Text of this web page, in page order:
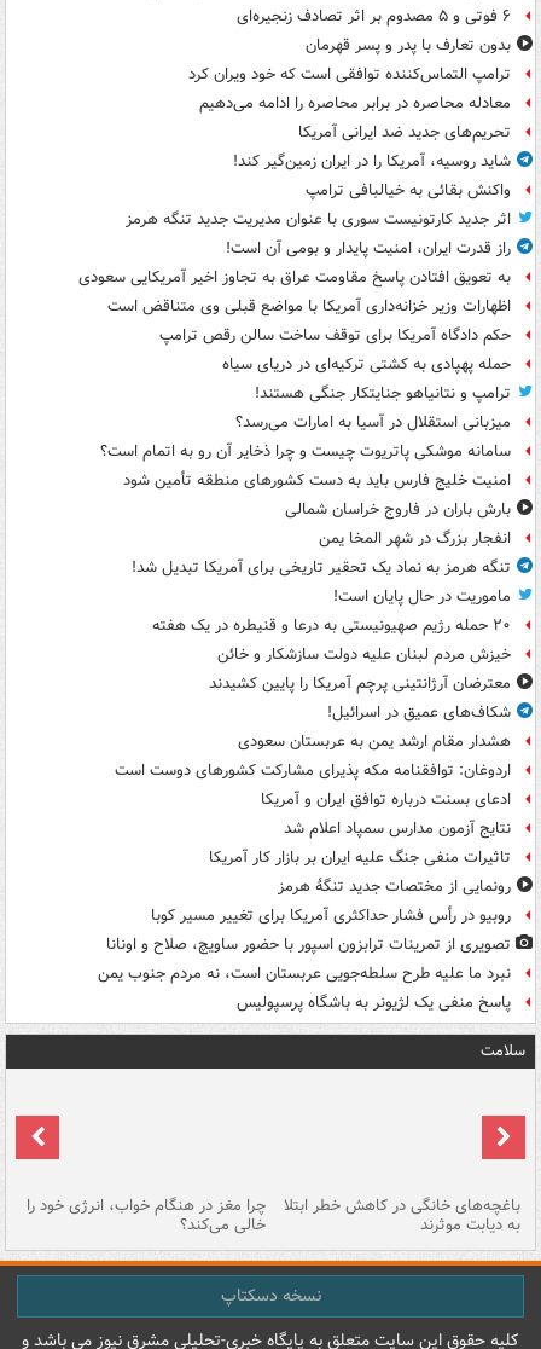
۶ فوتی و ۵ مصدوم بر اثر تصادف زنجیره‌ای
بدون تعارف با پدر و پسر قهرمان
ترامپ التماس‌کننده توافقی است که خود ویران کرد
معادله محاصره در برابر محاصره را ادامه می‌دهیم
تحریم‌های جدید ضد ایرانی آمریکا
شاید روسیه، آمریکا را در ایران زمین‌گیر کند!
واکنش بقائی به خیالبافی ترامپ
اثر جدید کارتونیست سوری با عنوان مدیریت جدید تنگه هرمز
راز قدرت ایران، امنیت پایدار و بومی آن است!
به تعویق افتادن پاسخ مقاومت عراق به تجاوز اخیر آمریکایی سعودی
اظهارات وزیر خزانه‌داری آمریکا با مواضع قبلی وی متناقض است
حکم دادگاه آمریکا برای توقف ساخت سالن رقص ترامپ
حمله پهپادی به کشتی ترکیه‌ای در دریای سیاه
ترامپ و نتانیاهو جنایتکار جنگی هستند!
میزبانی استقلال در آسیا به امارات می‌رسد؟
سامانه موشکی پاتریوت چیست و چرا ذخایر آن رو به اتمام است؟
امنیت خلیج فارس باید به دست کشورهای منطقه تأمین شود
بارش باران در فاروج خراسان شمالی
انفجار بزرگ در شهر المخا یمن
تنگه هرمز به نماد یک تحقیر تاریخی برای آمریکا تبدیل شد!
ماموریت در حال پایان است!
۲۰ حمله رژیم صهیونیستی به درعا و قنیطره در یک هفته
خیزش مردم لبنان علیه دولت سازشکار و خائن
معترضان آرژانتینی پرچم آمریکا را پایین کشیدند
شکاف‌های عمیق در اسرائیل!
هشدار مقام ارشد یمن به عربستان سعودی
اردوغان: توافقنامه مکه پذیرای مشارکت کشورهای دوست است
ادعای بسنت درباره توافق ایران و آمریکا
نتایج آزمون مدارس سمپاد اعلام شد
تاثیرات منفی جنگ علیه ایران بر بازار کار آمریکا
رونمایی از مختصات جدید تنگۀ هرمز
روبیو در رأس فشار حداکثری آمریکا برای تغییر مسیر کوبا
تصویری از تمرینات ترابزون اسپور با حضور ساویچ، صلاح و اونانا
نبرد ما علیه طرح سلطه‌جویی عربستان است، نه مردم جنوب یمن
پاسخ منفی یک لژیونر به باشگاه پرسپولیس
سلامت
باغچه‌های خانگی در کاهش خطر ابتلا
به دیابت موثرند
چرا مغز در هنگام خواب، انرژی خود را
خالی می‌کند؟
نسخه دسکتاپ
کليه حقوق اين سايت متعلق به پایگاه خبري-تحليلي مشرق نيوز می باشد و